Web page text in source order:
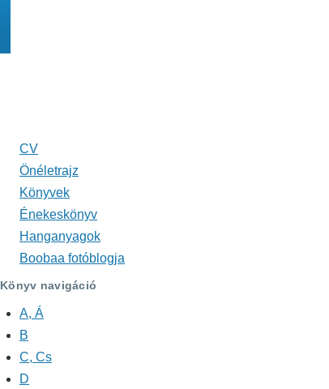
navigáció
CV
Önéletrajz
Könyvek
Énekeskönyv
Hanganyagok
Boobaa fotóblogja
Könyv navigáció
A, Á
B
C, Cs
D